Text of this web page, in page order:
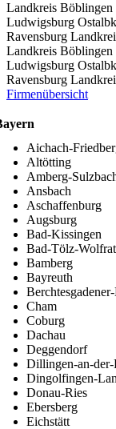
Landkreis Böblingen
Ludwigsburg
Ravensburg
Landkreis Böblingen
Ludwigsburg
Ravensburg
Firmenübersicht
Aichach-
Altötting
Amberg-
Ansbach
Aschaffenburg
Augsburg
Bad-Kissingen
Bad-Tölz-
Bamberg
Bayreuth
Cham
Coburg
Dachau
Deggendorf
Dillingen-an-der-
Dingolfingen-
Donau-Ries
Ebersberg
Eichstätt